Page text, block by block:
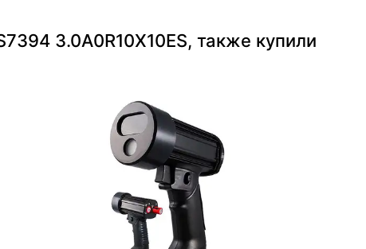
3.0A0R10X10ES, также купили